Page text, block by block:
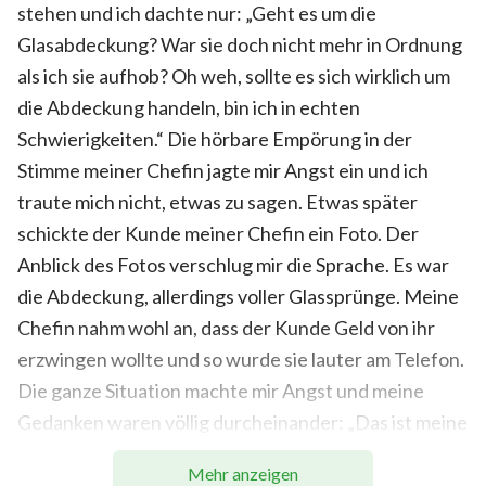
stehen und ich dachte nur: „Geht es um die
Glasabdeckung? War sie doch nicht mehr in Ordnung
als ich sie aufhob? Oh weh, sollte es sich wirklich um
die Abdeckung handeln, bin ich in echten
Schwierigkeiten.“ Die hörbare Empörung in der
Stimme meiner Chefin jagte mir Angst ein und ich
traute mich nicht, etwas zu sagen. Etwas später
schickte der Kunde meiner Chefin ein Foto. Der
Anblick des Fotos verschlug mir die Sprache. Es war
die Abdeckung, allerdings voller Glassprünge. Meine
Chefin nahm wohl an, dass der Kunde Geld von ihr
erzwingen wollte und so wurde sie lauter am Telefon.
Die ganze Situation machte mir Angst und meine
Gedanken waren völlig durcheinander: „Das ist meine
Schuld. Soll ich ihr die Wahrheit sagen oder nicht?
Mehr anzeigen